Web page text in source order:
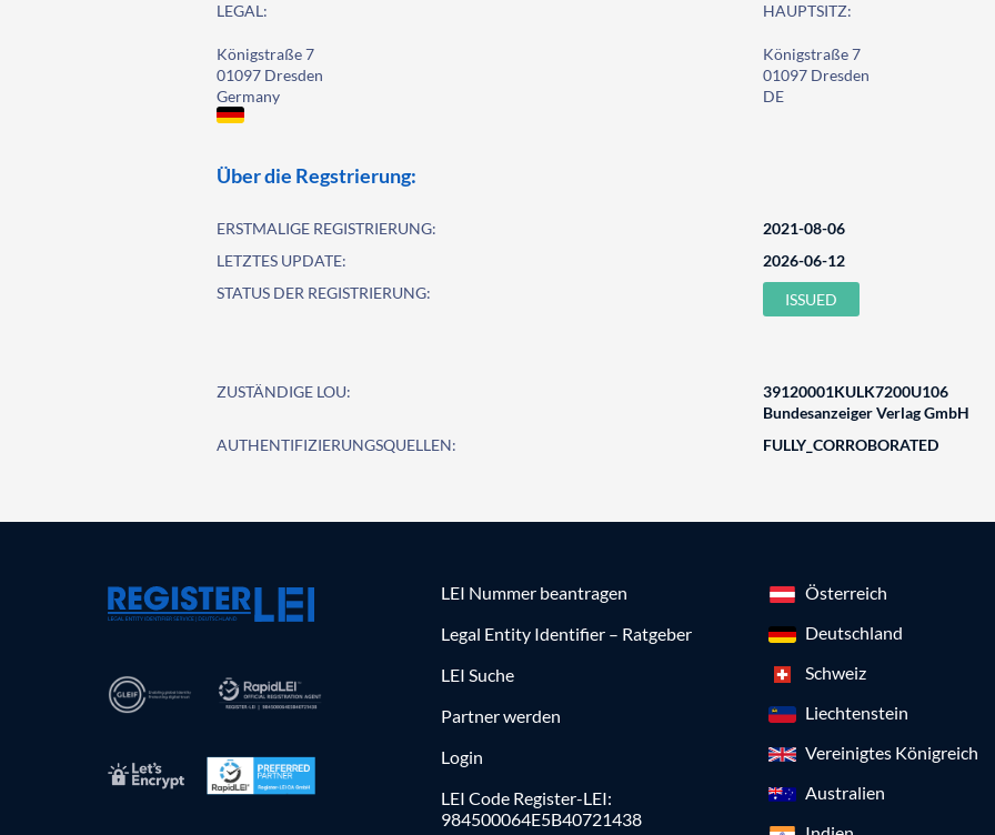
LEGAL:
Königstraße 7
01097 Dresden
Germany
HAUPTSITZ:
Königstraße 7
01097 Dresden
DE
Über die Regstrierung:
ERSTMALIGE REGISTRIERUNG:
2021-08-06
LETZTES UPDATE:
2026-06-12
STATUS DER REGISTRIERUNG:
ISSUED
ZUSTÄNDIGE LOU:
39120001KULK7200U106
Bundesanzeiger Verlag GmbH
AUTHENTIFIZIERUNGSQUELLEN:
FULLY_CORROBORATED
LEI Nummer beantragen
Legal Entity Identifier – Ratgeber
LEI Suche
Partner werden
Login
LEI Code Register-LEI:
984500064E5B40721438
Österreich
Deutschland
Schweiz
Liechtenstein
Vereinigtes Königreich
Australien